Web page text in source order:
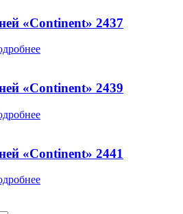
«Continent» 2437
«Continent» 2439
«Continent» 2441